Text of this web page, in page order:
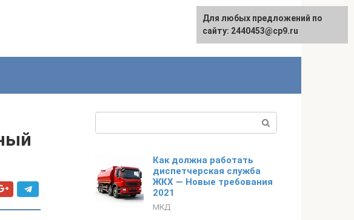
Как должна работать
диспетчерская служба
ЖКХ — Новые требования
2021
МКД
Для любых предложений по
сайту: 2440453@cp9.ru